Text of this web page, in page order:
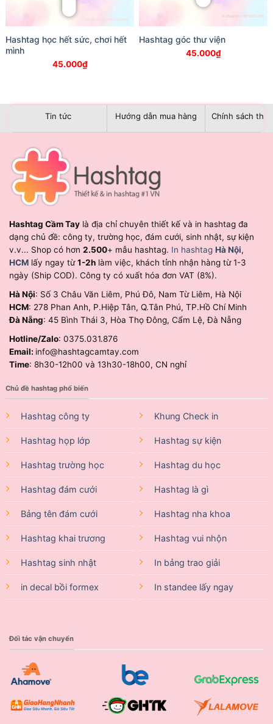
Hashtag học hết sức, chơi hết
mình
45.000₫
Hashtag góc thư viện
45.000₫
Tin tức Hướng dẫn mua hàng Chính sách
Hashtag Cầm Tay là địa chỉ chuyên thiết kế và in hashtag đa
dạng chủ đề: công ty, trường học, đám cưới, sinh nhật, sự kiện
v.v... Shop có hơn 2.500+ mẫu hashtag. In hashtag Hà Nội,
HCM lấy ngay từ1-2h làm việc, khách tỉnh nhận hàng từ 1-3
ngày (Ship COD). Công ty có xuất hóa đơn VAT (8%).
Hà Nội: Số 3 Châu Văn Liêm, Phú Đô, Nam Từ Liêm, Hà Nội
HCM: 278 Phan Anh, P.Hiệp Tân, Q.Tân Phú, TP.Hồ Chí Minh
Đà Nẵng: 45 Bình Thái 3, Hòa Thọ Đông, Cẩm Lệ, Đà Nẵng
Hotline/Zalo: 0375.031.876
Email: info@hashtagcamtay.com
Time: 8h30-12h00 và 13h30-18h00, CN nghỉ
Chủ đề hashtag phổ biến
Hashtag công ty
Hashtag họp lớp
Hashtag trường học
Hashtag đám cưới
Bảng tên đám cưới
Hashtag khai trương
Hashtag sinh nhật
in decal bồi formex
Khung Check in
Hashtag sự kiện
Hashtag du học
Hashtag là gì
Hashtag nha khoa
Hashtag vui nhộn
In bảng trao giải
In standee lấy ngay
Đối tác vận chuyển